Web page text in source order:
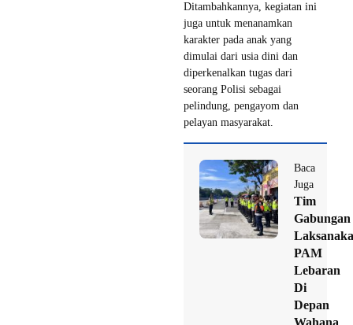
Ditambahkannya, kegiatan ini
juga untuk menanamkan
karakter pada anak yang
dimulai dari usia dini dan
diperkenalkan tugas dari
seorang Polisi sebagai
pelindung, pengayom dan
pelayan masyarakat.
Baca
Juga
Tim
Gabungan
PAM
Lebaran
Di
Depan
Wahana